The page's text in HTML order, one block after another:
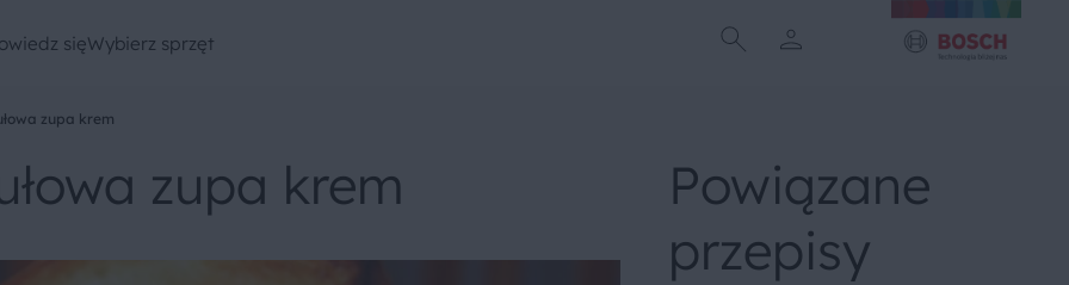
sięWybierz sprzęt
zupa krem
zupa krem
Powiązane
przepisy